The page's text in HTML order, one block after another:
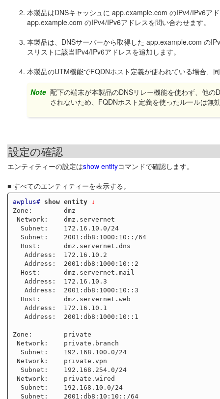
本製品はDNSキャッシュに app.example.com のIPv4/IPv6ア
app.example.com のIPv4/IPv6アドレスを問い合わせます。
本製品は、DNSサーバーから取得した app.example.com の
スリストに該当IPv4/IPv6アドレスを追加します。
本製品のUTM機能でFQDNホスト定義が使われている場合、
Note 配下の端末が本製品のDNSリレー機能を使わず、他
されないため、FQDNホスト定義を使ったルールは無
設定の確認
エンティティーの設定はshow entityコマンドで確認します。
■ すべてのエンティティーを表示する。
awplus# show entity ↓
Zone:        dmz
Zone:        private